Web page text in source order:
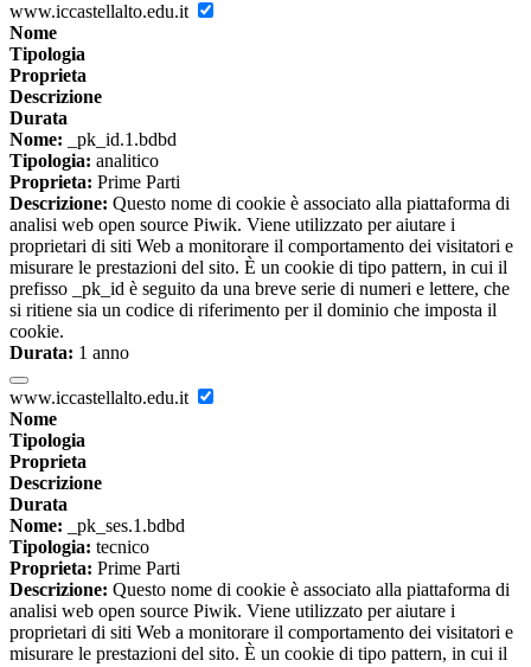
www.iccastellalto.edu.it
Nome
Tipologia
Proprieta
Descrizione
Durata
Nome: _pk_id.1.bdbd
Tipologia: analitico
Proprieta: Prime Parti
Descrizione: Questo nome di cookie è associato alla piattaforma di
analisi web open source Piwik. Viene utilizzato per aiutare i
proprietari di siti Web a monitorare il comportamento dei visitatori e
misurare le prestazioni del sito. È un cookie di tipo pattern, in cui il
prefisso _pk_id è seguito da una breve serie di numeri e lettere, che
si ritiene sia un codice di riferimento per il dominio che imposta il
cookie.
Durata: 1 anno
www.iccastellalto.edu.it
Nome
Tipologia
Proprieta
Descrizione
Durata
Nome: _pk_ses.1.bdbd
Tipologia: tecnico
Proprieta: Prime Parti
Descrizione: Questo nome di cookie è associato alla piattaforma di
analisi web open source Piwik. Viene utilizzato per aiutare i
proprietari di siti Web a monitorare il comportamento dei visitatori e
misurare le prestazioni del sito. È un cookie di tipo pattern, in cui il